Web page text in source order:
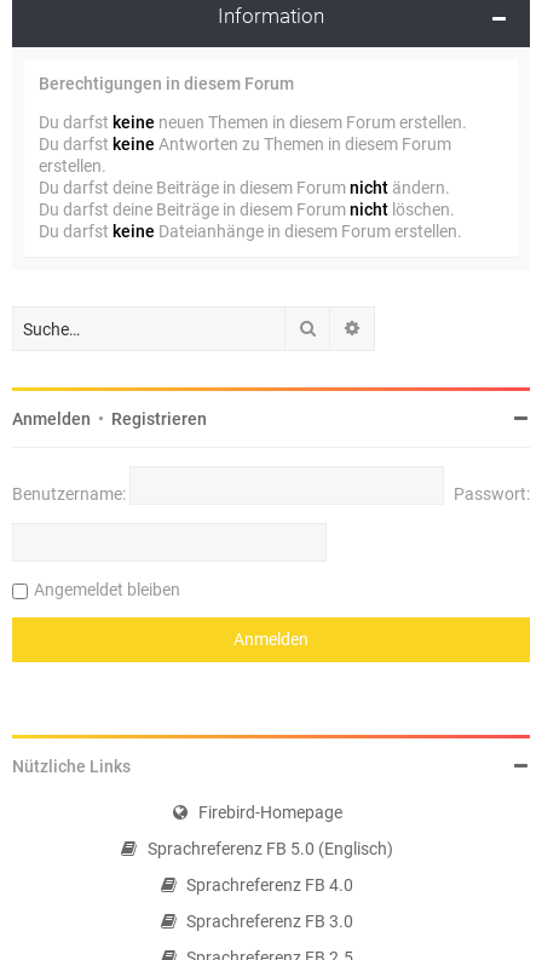
Information
Berechtigungen in diesem Forum
Du darfst keine neuen Themen in diesem Forum erstellen.
Du darfst keine Antworten zu Themen in diesem Forum
erstellen.
Du darfst deine Beiträge in diesem Forumnicht ändern.
Du darfst deine Beiträge in diesem Forumnicht löschen.
Du darfst keine Dateianhänge in diesem Forum erstellen.
Suche
Anmelden • Registrieren
Benutzername: Passwort:
Angemeldet bleiben
Nützliche Links
Firebird-Homepage
Sprachreferenz FB 5.0 (Englisch)
Sprachreferenz FB 4.0
Sprachreferenz FB 3.0